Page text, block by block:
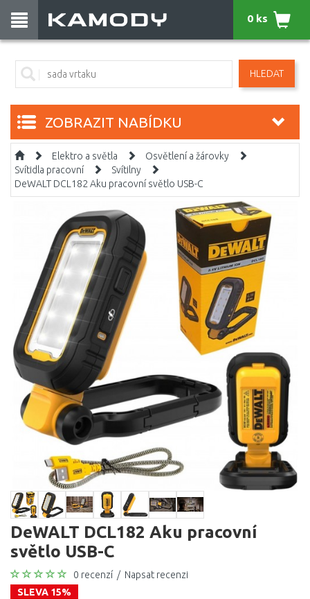
HLEDAT
0 ks
ZOBRAZIT NABÍDKU
Elektro a světla
Osvětlení a žárovky
Svítidla pracovní
Svítilny
DeWALT DCL182 Aku pracovní světlo USB-C
DeWALT DCL182 Aku pracovní
světlo USB-C
0 recenzí / Napsat recenzi
SLEVA 15%